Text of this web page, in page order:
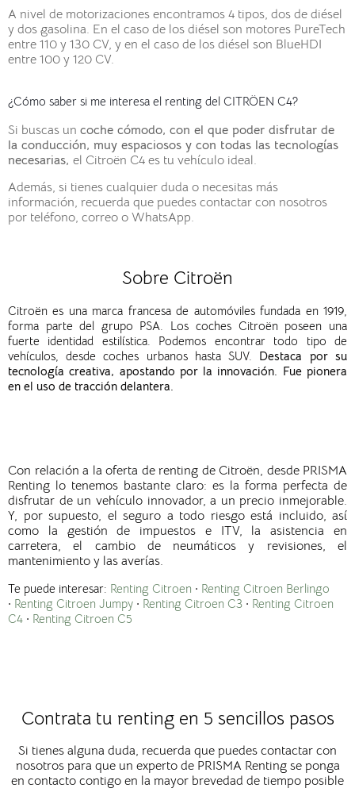
A nivel de motorizaciones encontramos 4 tipos, dos de diésel
y dos gasolina. En el caso de los diésel son motores PureTech
entre 110 y 130 CV, y en el caso de los diésel son BlueHDI
entre 100 y 120 CV.
¿Cómo saber si me interesa el renting del CITRÖEN C4?
Si buscas un coche cómodo, con el que poder disfrutar de
la conducción, muy espaciosos y con todas las tecnologías
necesarias, el Citroën C4 es tu vehículo ideal.
Además, si tienes cualquier duda o necesitas más
información, recuerda que puedes contactar con nosotros
por teléfono, correo o WhatsApp.
Sobre Citroën
Citroën es una marca francesa de automóviles fundada en 1919,
forma parte del grupo PSA. Los coches Citroën poseen una
fuerte identidad estilística. Podemos encontrar todo tipo de
vehículos, desde coches urbanos hasta SUV. Destaca por su
tecnología creativa, apostando por la innovación. Fue pionera
en el uso de tracción delantera.
Con relación a la oferta de renting de Citroën, desde PRISMA
Renting lo tenemos bastante claro: es la forma perfecta de
disfrutar de un vehículo innovador, a un precio inmejorable.
Y, por supuesto, el seguro a todo riesgo está incluido, así
como la gestión de impuestos e ITV, la asistencia en
carretera, el cambio de neumáticos y revisiones, el
mantenimiento y las averías.
Te puede interesar: Renting Citroen · Renting Citroen Berlingo
· Renting Citroen Jumpy · Renting Citroen C3 · Renting Citroen
C4 · Renting Citroen C5
Contrata tu renting en 5 sencillos pasos
Si tienes alguna duda, recuerda que puedes contactar con
nosotros para que un experto de PRISMA Renting se ponga
en contacto contigo en la mayor brevedad de tiempo posible